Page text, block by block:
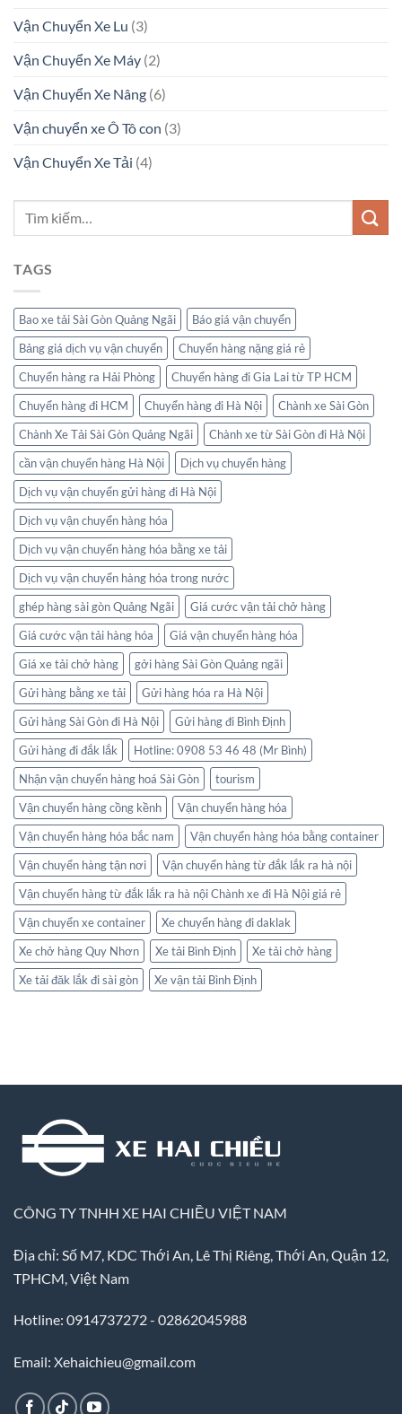
Vận Chuyển Xe Lu (3)
Vận Chuyển Xe Máy (2)
Vận Chuyển Xe Nâng (6)
Vận chuyển xe Ô Tô con (3)
Vận Chuyển Xe Tải (4)
TAGS
Bao xe tải Sài Gòn Quảng Ngãi
Báo giá vận chuyển
Bảng giá dịch vụ vận chuyển
Chuyển hàng nặng giá rẻ
Chuyển hàng ra Hải Phòng
Chuyển hàng đi Gia Lai từ TP HCM
Chuyển hàng đi HCM
Chuyển hàng đi Hà Nội
Chành xe Sài Gòn
Chành Xe Tải Sài Gòn Quảng Ngãi
Chành xe từ Sài Gòn đi Hà Nội
cần vận chuyển hàng Hà Nội
Dịch vụ chuyển hàng
Dịch vụ vận chuyển gửi hàng đi Hà Nội
Dịch vụ vận chuyển hàng hóa
Dịch vụ vận chuyển hàng hóa bằng xe tải
Dịch vụ vận chuyển hàng hóa trong nước
ghép hàng sài gòn Quảng Ngãi
Giá cước vận tải chở hàng
Giá cước vận tải hàng hóa
Giá vận chuyển hàng hóa
Giá xe tải chở hàng
gởi hàng Sài Gòn Quảng ngãi
Gửi hàng bằng xe tải
Gửi hàng hóa ra Hà Nội
Gửi hàng Sài Gòn đi Hà Nội
Gửi hàng đi Bình Định
Gửi hàng đi đắk lắk
Hotline: 0908 53 46 48 (Mr Bình)
Nhận vận chuyển hàng hoá Sài Gòn
tourism
Vận chuyển hàng cồng kềnh
Vận chuyển hàng hóa
Vận chuyển hàng hóa bắc nam
Vận chuyển hàng hóa bằng container
Vận chuyển hàng tận nơi
Vận chuyển hàng từ đắk lắk ra hà nội
Vận chuyển hàng từ đắk lắk ra hà nội Chành xe đi Hà Nội giá rẻ
Vận chuyển xe container
Xe chuyển hàng đi daklak
Xe chở hàng Quy Nhơn
Xe tải Bình Định
Xe tải chở hàng
Xe tải đăk lắk đi sài gòn
Xe vận tải Bình Định
CÔNG TY TNHH XE HAI CHIỀU VIỆT NAM
Địa chỉ: Số M7, KDC Thới An, Lê Thị Riêng, Thới An, Quận 12,
TPHCM, Việt Nam
Hotline: 0914737272 - 02862045988
Email: Xehaichieu@gmail.com